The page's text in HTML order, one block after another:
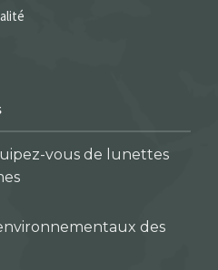
vous de lunettes
des